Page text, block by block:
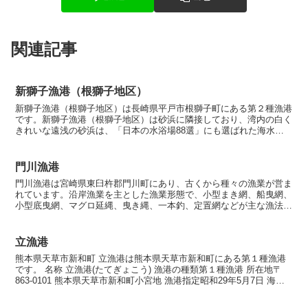
関連記事
新獅子漁港（根獅子地区）
新獅子漁港（根獅子地区）は長崎県平戸市根獅子町にある第２種漁港
です。新獅子漁港（根獅子地区）は砂浜に隣接しており、湾内の白く
きれいな遠浅の砂浜は、「日本の水浴場88選」にも選ばれた海水浴
門川漁港
門川漁港は宮崎県東臼杵郡門川町にあり、古くから種々の漁業が営ま
れています。沿岸漁業を主とした漁業形態で、小型まき網、船曳網、
小型底曳網、マグロ延縄、曳き縄、一本釣、定置網などが主な漁法と
立漁港
熊本県天草市新和町 立漁港は熊本県天草市新和町にある第１種漁港
です。 名称 立漁港(たてぎょこう) 漁港の種類第１種漁港 所在地〒
863-0101 熊本県天草市新和町小宮地 漁港指定昭和29年5月7日 海岸